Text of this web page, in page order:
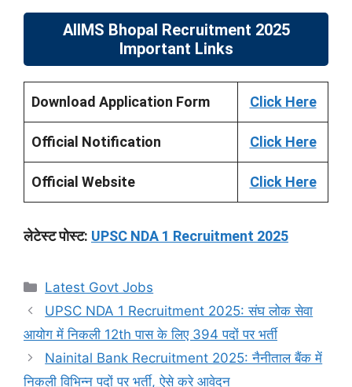
AIIMS Bhopal Recruitment 2025
Important Links
Download Application Form Click Here
Official Notification Click Here
Official Website Click Here
लेटेस्ट पोस्ट: UPSC NDA 1 Recruitment 2025
Categories
Latest Govt Jobs
UPSC NDA 1 Recruitment 2025: संघ लोक सेवा
आयोग में निकली 12th पास के लिए 394 पदों पर भर्ती
Nainital Bank Recruitment 2025: नैनीताल बैंक में
निकली विभिन्न पदों पर भर्ती, ऐसे करे आवेदन